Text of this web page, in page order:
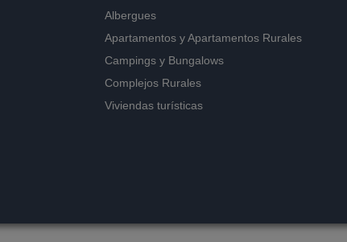
Albergues
Apartamentos yApartamentos Rurales
Campings y Bungalows
Complejos Rurales
Viviendas turísticas